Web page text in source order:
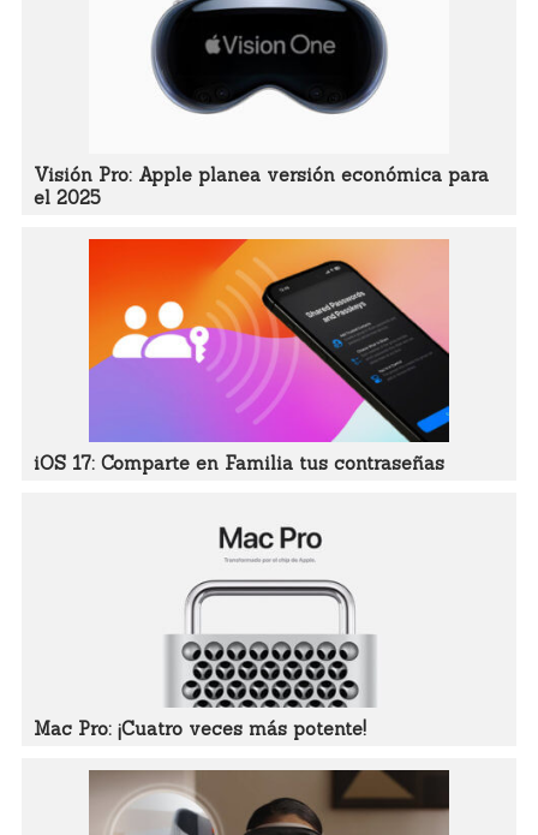
Visión Pro: Apple planea versión económica para
el 2025
iOS 17: Comparte en Familia tus contraseñas
Mac Pro: ¡Cuatro veces más potente!